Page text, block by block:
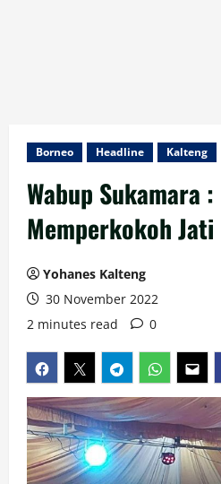
Borneo Headline Kalteng
Wabup Sukamara
Memperkokoh
Yohanes Kalteng
30 November 2022
2 minutes read
0